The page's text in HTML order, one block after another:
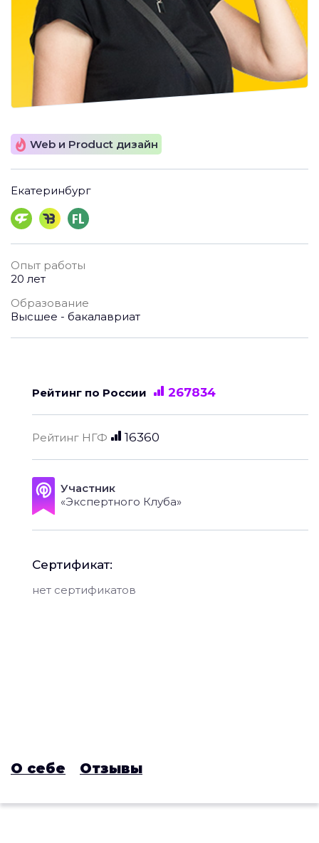
Web и Product дизайн
Екатеринбург
Опыт работы
20 лет
Образование
Высшее - бакалавриат
Рейтинг по России 267834
Рейтинг НГФ 16360
Участник
«Экспертного Клуба»
Сертификат:
нет сертификатов
О себе Отзывы